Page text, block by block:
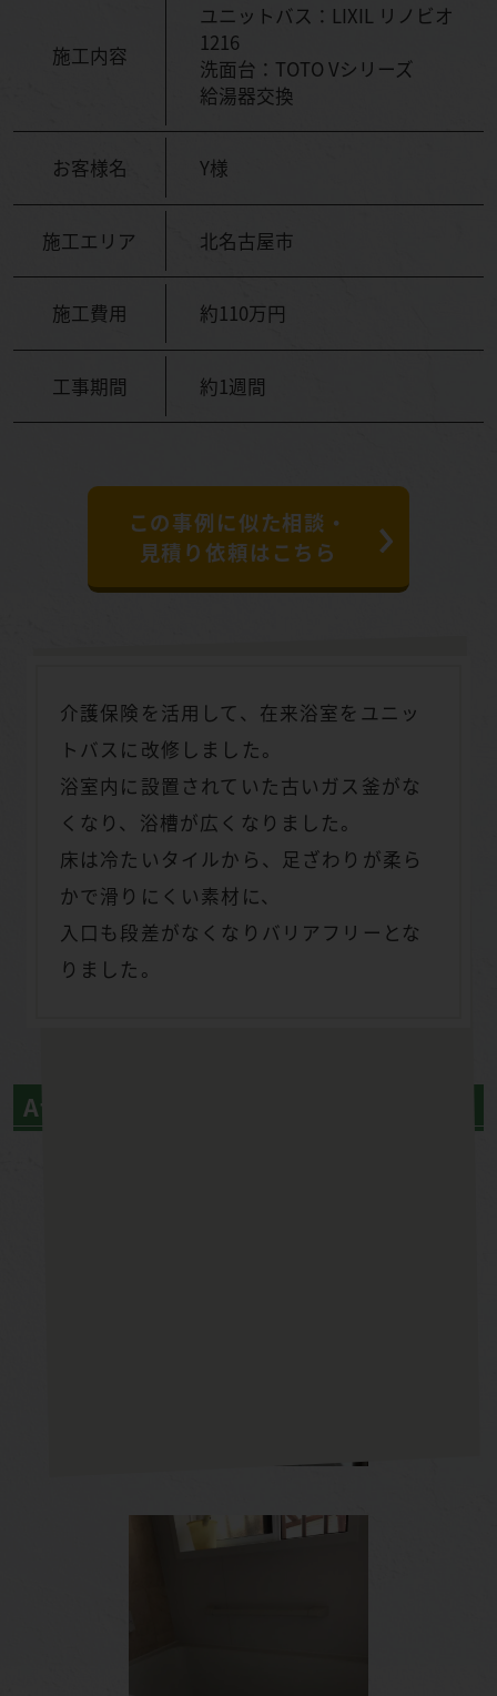
施工内容
ユニットバス：LIXIL リノビオ
1216
洗面台：TOTO Vシリーズ
給湯器交換
お客様名 Y様
施工エリア 北名古屋市
施工費用 約110万円
工事期間 約1週間
この事例に似た相談・
見積り依頼はこちら
介護保険を活用して、在来浴室をユニッ
トバスに改修しました。
浴室内に設置されていた古いガス釜がな
くなり、浴槽が広くなりました。
床は冷たいタイルから、足ざわりが柔ら
かで滑りにくい素材に、
入口も段差がなくなりバリアフリーとな
りました。
After